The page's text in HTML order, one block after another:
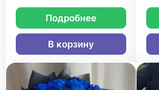
Подробнее
В корзину